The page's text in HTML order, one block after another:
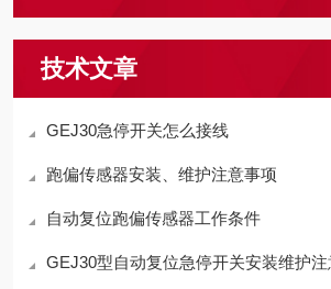
技术文章
GEJ30急停开关怎么接线
跑偏传感器安装、维护注意事项
自动复位跑偏传感器工作条件
GEJ30型自动复位急停开关安装维护注